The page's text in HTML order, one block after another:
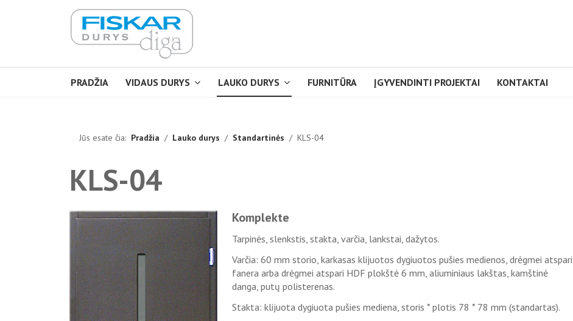
PRADŽIA VIDAUS DURYS LAUKO DURYS FURNITŪRA ĮGYVENDINTI PROJEKTAI KONTAKTAI
Jūs esate čia: Pradžia Lauko durys Standartinės KLS-04
KLS-04
Komplekte
Tarpinės, slenkstis, stakta, varčia, lankstai, dažytos.
Varčia: 60 mm storio, karkasas klijuotos dygiuotos pušies medienos, drėgmei atspari
fanera arba drėgmei atspari HDF plokštė 6 mm, aliuminiaus lakštas, kamštinė
danga, putų polisterenas.
Stakta: klijuota dygiuota pušies mediena, storis * plotis 78 * 78 mm (standartas).